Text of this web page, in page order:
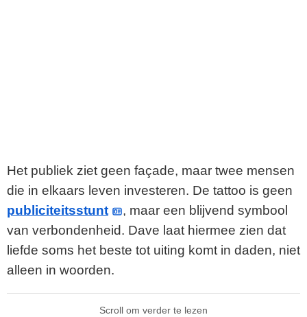
Het publiek ziet geen façade, maar twee mensen
die in elkaars leven investeren. De tattoo is geen
publiciteitsstunt
, maar een blijvend symbool
van verbondenheid. Dave laat hiermee zien dat
liefde soms het beste tot uiting komt in daden, niet
alleen in woorden.
Scroll om verder te lezen